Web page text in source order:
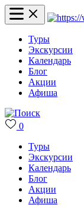
Туры
Экскурсии
Календарь
Блог
Акции
Афиша
0
Туры
Экскурсии
Календарь
Блог
Акции
Афиша